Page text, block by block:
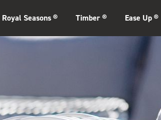
Royal Seasons ® Timber ® Ease Up ®